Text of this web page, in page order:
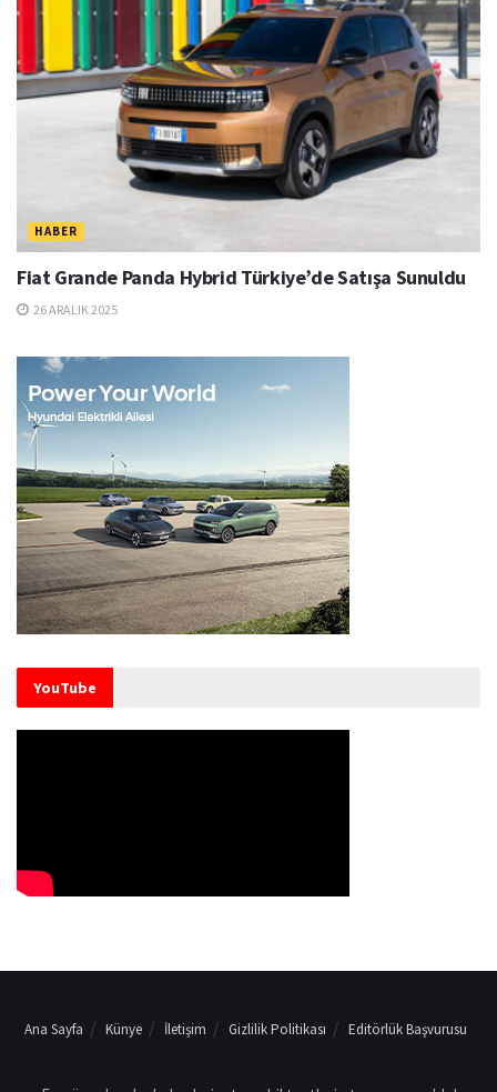
HABER
Fiat Grande Panda Hybrid Türkiye’de Satışa Sunuldu
26 ARALIK 2025
YouTube
Ana Sayfa Künye İletişim Gizlilik Politikası Editörlük Başvurusu